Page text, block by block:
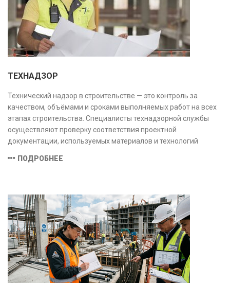
ТЕХНАДЗОР
Технический надзор в строительстве — это контроль за
качеством, объёмами и сроками выполняемых работ на всех
этапах строительства. Специалисты технадзорной службы
осуществляют проверку соответствия проектной
документации, используемых материалов и технологий
безопасность и надёжность объекта.
ПОДРОБНЕЕ